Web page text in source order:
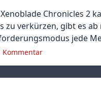
Chronicles 2
zu verkürzen, gibt es
jede
Kommentar